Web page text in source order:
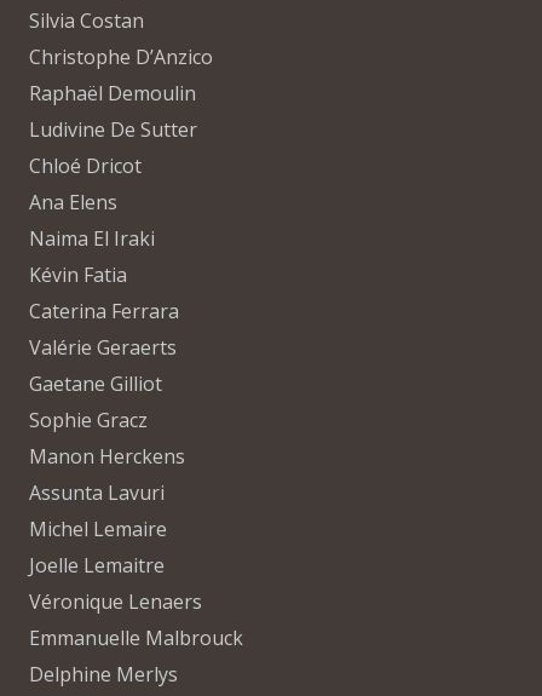
Silvia Costan
Christophe D’Anzico
Raphaël Demoulin
Ludivine De Sutter
Chloé Dricot
Ana Elens
Naima El Iraki
Kévin Fatia
Caterina Ferrara
Valérie Geraerts
Gaetane Gilliot
Sophie Gracz
Manon Herckens
Assunta Lavuri
Michel Lemaire
Joelle Lemaitre
Véronique Lenaers
Emmanuelle Malbrouck
Delphine Merlys